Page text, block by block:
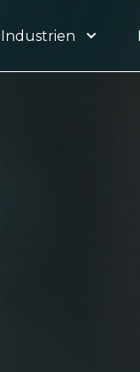
Industrien